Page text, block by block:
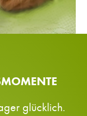
glücklich.